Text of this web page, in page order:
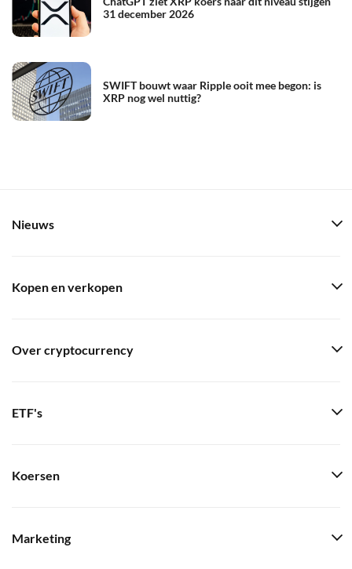
31 december 2026
SWIFT bouwt waar Ripple ooit mee begon: is
XRP nog wel nuttig?
Nieuws
Kopen en verkopen
Over cryptocurrency
ETF's
Koersen
Marketing